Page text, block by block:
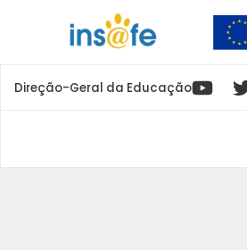
Direção-Geral da EducaçãoYoutube
X